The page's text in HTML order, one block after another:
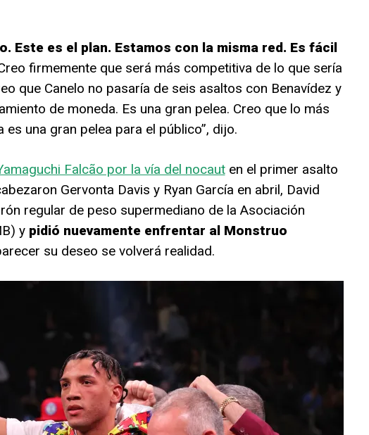
Este es el plan. Estamos con la misma red. Es fácil
firmemente que será más competitiva de lo que sería
que Canelo no pasaría de seis asaltos con Benavídez y
de moneda. Es una gran pelea. Creo que lo más
una gran pelea para el público”, dijo.
Falcão por la vía del nocauten el primer asalto
Gervonta Davis y Ryan García en abril, David
regular de peso supermediano de la Asociación
y pidió nuevamente enfrentar al Monstruo
su deseo se volverá realidad.